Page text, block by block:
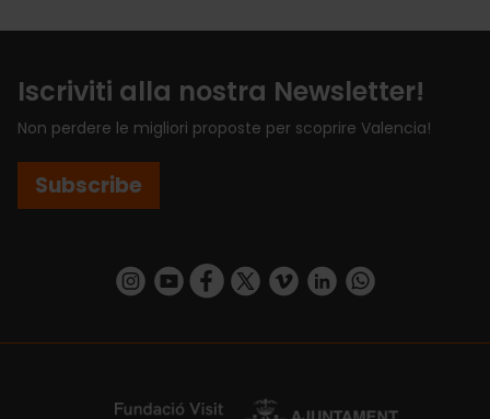
Iscriviti alla nostra Newsletter!
Non perdere le migliori proposte per scoprire Valencia!
Subscribe
https://www.instagram.com/visit_valencia/
https://www.youtube.com/user/
https://www.facebook.com/
https://twitter.com/VisitaValencia
https://vimeo.com/
https://www.linkedin.com/company/turismo-valencia/https://api.whatsapp.com/send/